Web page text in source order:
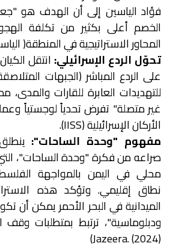
فؤاد الياسين إلى أن الهدف هو
الخصم أعلى بكثير من تكلفة
المحاور الاستراتيجية في المنطقة(
تحوّل الردع الإسرائيلي: انتقل
على الردع المباشر (الجبهات
للتهديدات العابرة للقارات
غير متصلة" تفرض تحدياً لوجستياً
الأركان الإسرائيلية (IISS).
مفهوم "وحدة الساحات":
صراعه من فكرة "وحدة الساحات"،
محلي في اليمن بالمواجهة
نطاق إقليمي. وتؤكد هذه
الميدانية في البحر الأحمر يمكن أن
Jazeera. (2024))